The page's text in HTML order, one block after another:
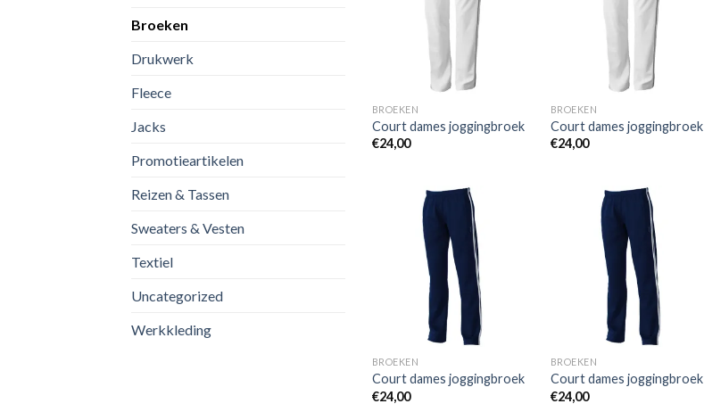
Broeken
Drukwerk
Fleece
Jacks
Promotieartikelen
Reizen & Tassen
Sweaters & Vesten
Textiel
Uncategorized
Werkkleding
wenslijst
BROEKEN
Court dames joggingbroek
€24,00
wenslijst
BROEKEN
Court dames joggingbroek
€24,00
Toevoegen
wenslijst
BROEKEN
Court dames joggingbroek
€24,00
Toevoegen
wenslijst
BROEKEN
Court dames joggingbroek
€24,00